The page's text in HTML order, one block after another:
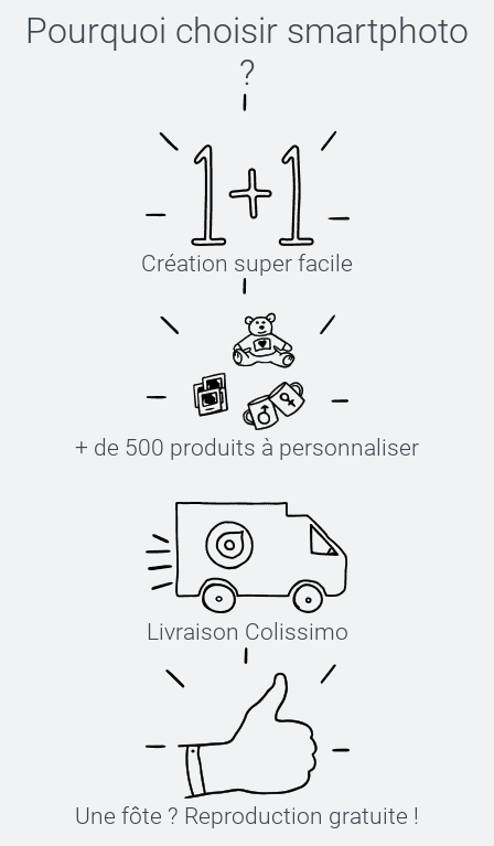
Pourquoi choisir smartphoto
?
Création super facile
+ de 500 produits à personnaliser
Livraison Colissimo
Une fôte ? Reproduction gratuite !